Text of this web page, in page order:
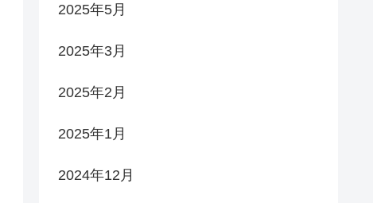
2025年5月
2025年3月
2025年2月
2025年1月
2024年12月